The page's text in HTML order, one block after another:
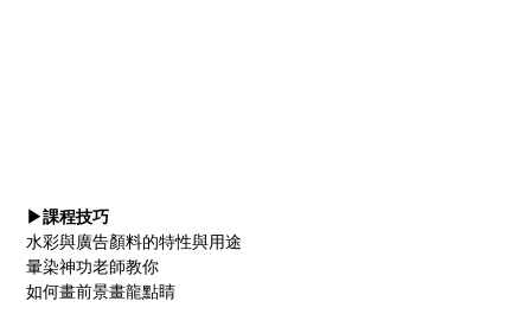
▶課程技巧
水彩與廣告顏料的特性與用途
暈染神功老師教你
如何畫前景畫龍點睛